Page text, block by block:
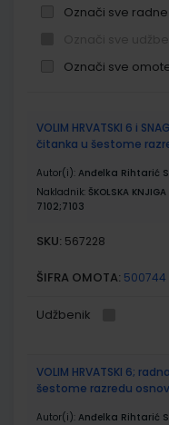
Označi sve
Označi sve
proizvodi
VOLIM HRVATSKI 6 i
čitanka u šestome
Autor(i): Anđelka Rihtarić
Nakladnik: ŠKOLSKA
7102;7103
SKU: 567228
ŠIFRA OMOTA: 500744
Udžbenik
VOLIM HRVATSKI 6;
šestome razredu
Autor(i): Anđelka Rihtarić